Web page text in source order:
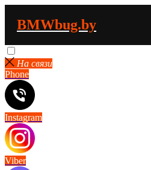
BMWbug.by
На связи
Phone
Instagram
Viber